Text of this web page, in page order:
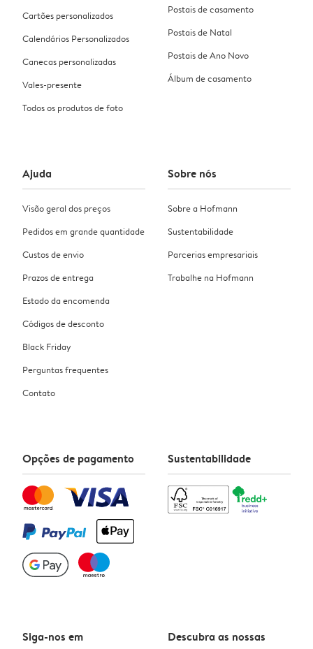
Cartões personalizados
Calendários Personalizados
Canecas personalizadas
Vales-presente
Todos os produtos de foto
Postais de casamento
Postais de Natal
Postais de Ano Novo
Álbum de casamento
Ajuda
Visão geral dos preços
Pedidos em grande quantidade
Custos de envio
Prazos de entrega
Estado da encomenda
Códigos de desconto
Black Friday
Perguntas frequentes
Contato
Sobre nós
Sobre a Hofmann
Sustentabilidade
Parcerias empresariais
Trabalhe na Hofmann
Opções de pagamento Sustentabilidade
Siga-nos em
Descubra as nossas